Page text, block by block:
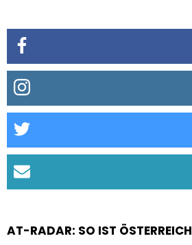
AT-RADAR: SO IST ÖSTERREICH